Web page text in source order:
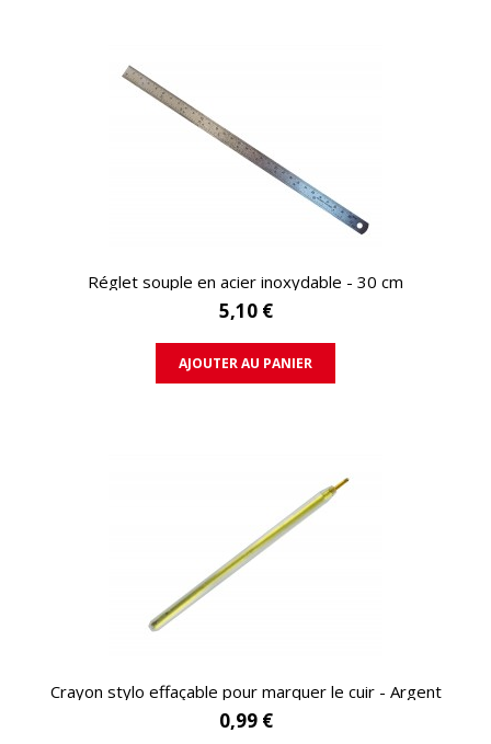
APERÇU RAPIDE
Réglet souple en acier inoxydable - 30 cm
5,10 €
AJOUTER AU PANIER
APERÇU RAPIDE
Crayon stylo effaçable pour marquer le cuir - Argent
0,99 €